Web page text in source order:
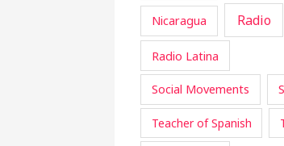
Nicaragua Radio
Radio Latina
Social Movements
Teacher of Spanish